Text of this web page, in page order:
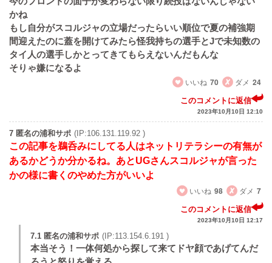
かね
もし自分がスコルジャの立場だったらいい順位で夏の補強期
間迎えたのに蓋を開けてみたら怪我持ちの選手とJで未知数の
タイ人の選手しかとってきてもらえないんだもんな
そりゃ嫌になるよ
いいね 70 ダメ 24
このコメントに返信
2023年10月10日 12:10
7 匿名の浦和サポ (IP:106.131.119.92 )
この記事を鵜呑みにしてる人はネットリテラシーの有無が
あるかどうか分かるね。あとUGさんスコルジャが言った
かの様に書くのやめた方がいいよ
いいね 98 ダメ 7
このコメントに返信
2023年10月10日 12:17
7.1 匿名の浦和サポ (IP:113.154.6.191 )
本当そう！一体何処から探して来てドヤ顔であげてんだ